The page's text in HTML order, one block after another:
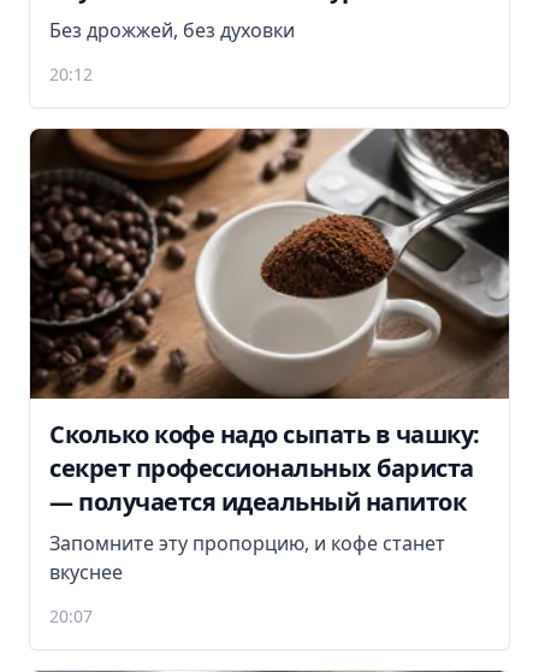
Без дрожжей, без духовки
20:12
Сколько кофе надо сыпать в чашку:
секрет профессиональных бариста
— получается идеальный напиток
Запомните эту пропорцию, и кофе станет
вкуснее
20:07